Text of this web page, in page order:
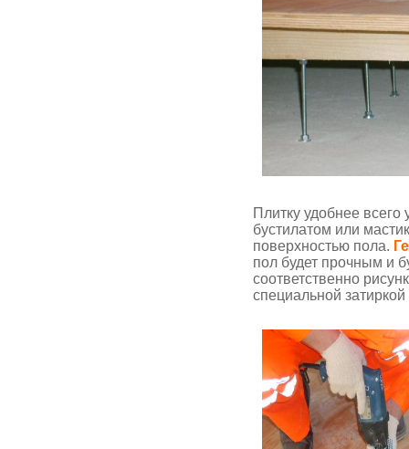
Плитку удобнее
бустилатом или
поверхностью пола.
пол будет прочным и
соответственно
специальной затиркой